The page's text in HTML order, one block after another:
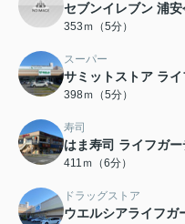
セブンイレブン 浦
353ｍ（5分）
スーパー
サミットストア ラ
398ｍ（5分）
寿司
はま寿司 ライフガ
411ｍ（6分）
ドラッグストア
ウエルシアライフガ